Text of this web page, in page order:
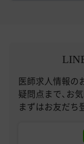
医師求人情報の
疑問点まで、お
まずはお友だち